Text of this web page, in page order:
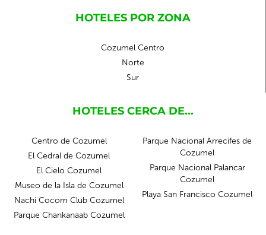
HOTELES POR ZONA
Cozumel Centro
Norte
Sur
HOTELES CERCA DE...
Centro de Cozumel
El Cedral de Cozumel
El Cielo Cozumel
Museo de la Isla de Cozumel
Nachi Cocom Club Cozumel
Parque Chankanaab Cozumel
Parque Nacional Arrecifes de
Cozumel
Parque Nacional Palancar
Cozumel
Playa San Francisco Cozumel